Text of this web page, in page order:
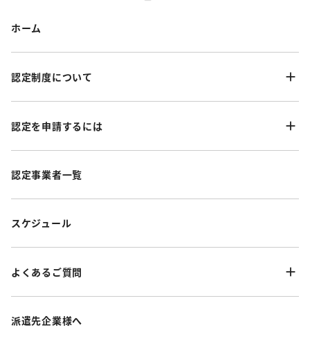
ホーム
認定制度について
認定を申請するには
認定事業者一覧
スケジュール
よくあるご質問
派遣先企業様へ